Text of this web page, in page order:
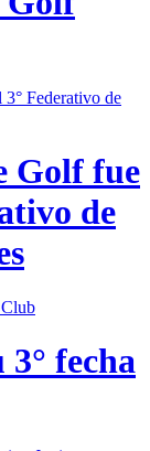
Golf fue
de
fecha